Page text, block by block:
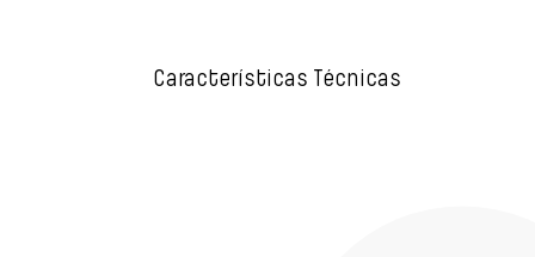
Características Técnicas